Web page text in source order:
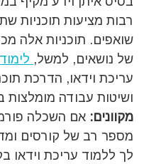
רבות מציעות תוכניות
שואפים. תוכניות אלה
של נושאים, למשל,
עריכת וידאו, הדרכת
ושיטות עבודה מומלצות
מקוונים: אם השכלה
מספר רב של קורסים
לך ללמוד עריכת וידאו